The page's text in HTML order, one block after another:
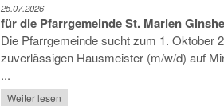
25.07.2026
für die Pfarrgemeinde St. Marien
Die Pfarrgemeinde sucht zum 1. Oktober
zuverlässigen Hausmeister (m/w/d) auf
...
Weiter lesen